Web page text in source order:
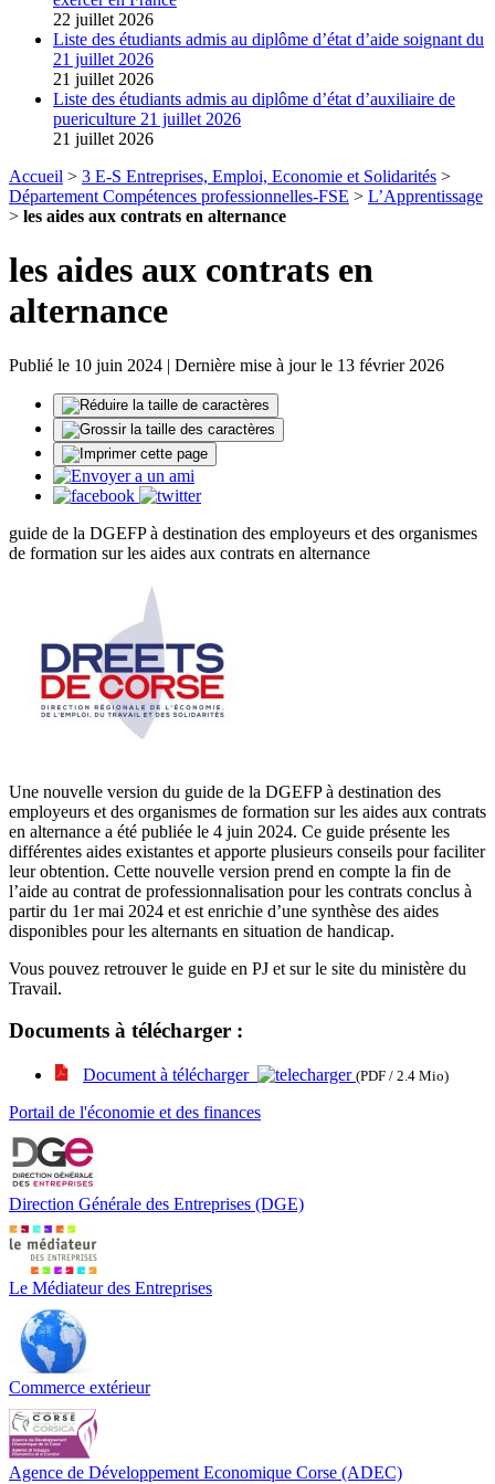
22 juillet 2026
Liste des étudiants admis au diplôme d’état d’aide soignant du
21 juillet 2026
21 juillet 2026
Liste des étudiants admis au diplôme d’état d’auxiliaire de
puericulture 21 juillet 2026
21 juillet 2026
Accueil > 3 E-S Entreprises, Emploi, Economie et Solidarités >
Département Compétences professionnelles-FSE > L’Apprentissage
> les aides aux contrats en alternance
les aides aux contrats en
alternance
Publié le 10 juin 2024 | Dernière mise à jour le 13 février 2026
guide de la DGEFP à destination des employeurs et des organismes
de formation sur les aides aux contrats en alternance
Une nouvelle version du guide de la DGEFP à destination des
employeurs et des organismes de formation sur les aides aux contrats
en alternance a été publiée le 4 juin 2024. Ce guide présente les
différentes aides existantes et apporte plusieurs conseils pour faciliter
leur obtention. Cette nouvelle version prend en compte la fin de
l’aide au contrat de professionnalisation pour les contrats conclus à
partir du 1er mai 2024 et est enrichie d’une synthèse des aides
disponibles pour les alternants en situation de handicap.
Vous pouvez retrouver le guide en PJ et sur le site du ministère du
Travail.
Documents à télécharger :
Document à télécharger (PDF / 2.4 Mio)
Portail de l'économie et des finances
Direction Générale des Entreprises (DGE)
Le Médiateur des Entreprises
Commerce extérieur
Agence de Développement Economique Corse (ADEC)